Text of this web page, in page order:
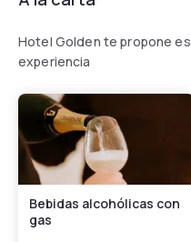
Hotel Golden te propone
experiencia
Bebidas alcohólicas con
gas